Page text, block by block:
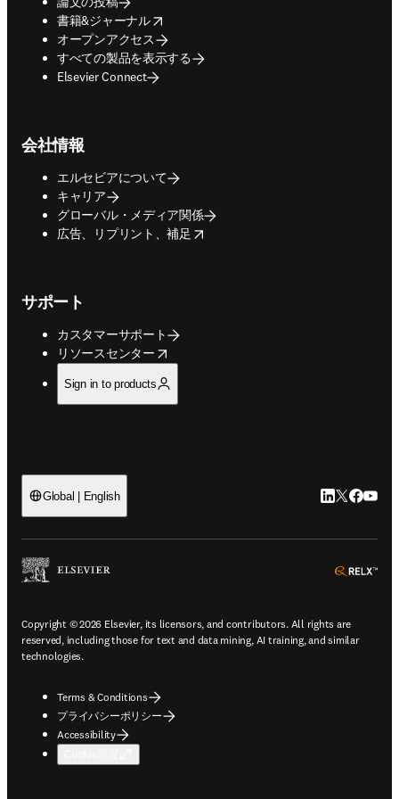
書籍&ジャーナル
opens in new tab/window
オープンアクセス
すべての製品を表示する
Elsevier Connect
会社情報
エルセビアについて
キャリア
グローバル・メディア関係
広告、リプリント、補足
opens in new tab/window
サポート
カスタマーサポート
リソースセンター
opens in new tab/window
Sign in to products
Global | English LinkedIn 新
Twitter 新
Copyright © 2026 Elsevier, its licensors, and contributors. All rights are
reserved, including those for text and data mining, AI training, and similar
technologies.
Terms & Conditions
プライバシーポリシー
Accessibility